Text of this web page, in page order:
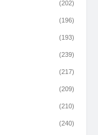
(202)
(196)
(193)
(239)
(217)
(209)
(210)
(240)